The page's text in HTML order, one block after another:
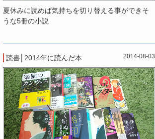
夏休みに読めば気持ちを切り替える事ができそ
うな5冊の小説
読書 2014年に読んだ本 2014-08-03